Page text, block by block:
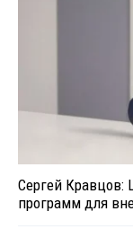
Сергей Кравцов:
программ для